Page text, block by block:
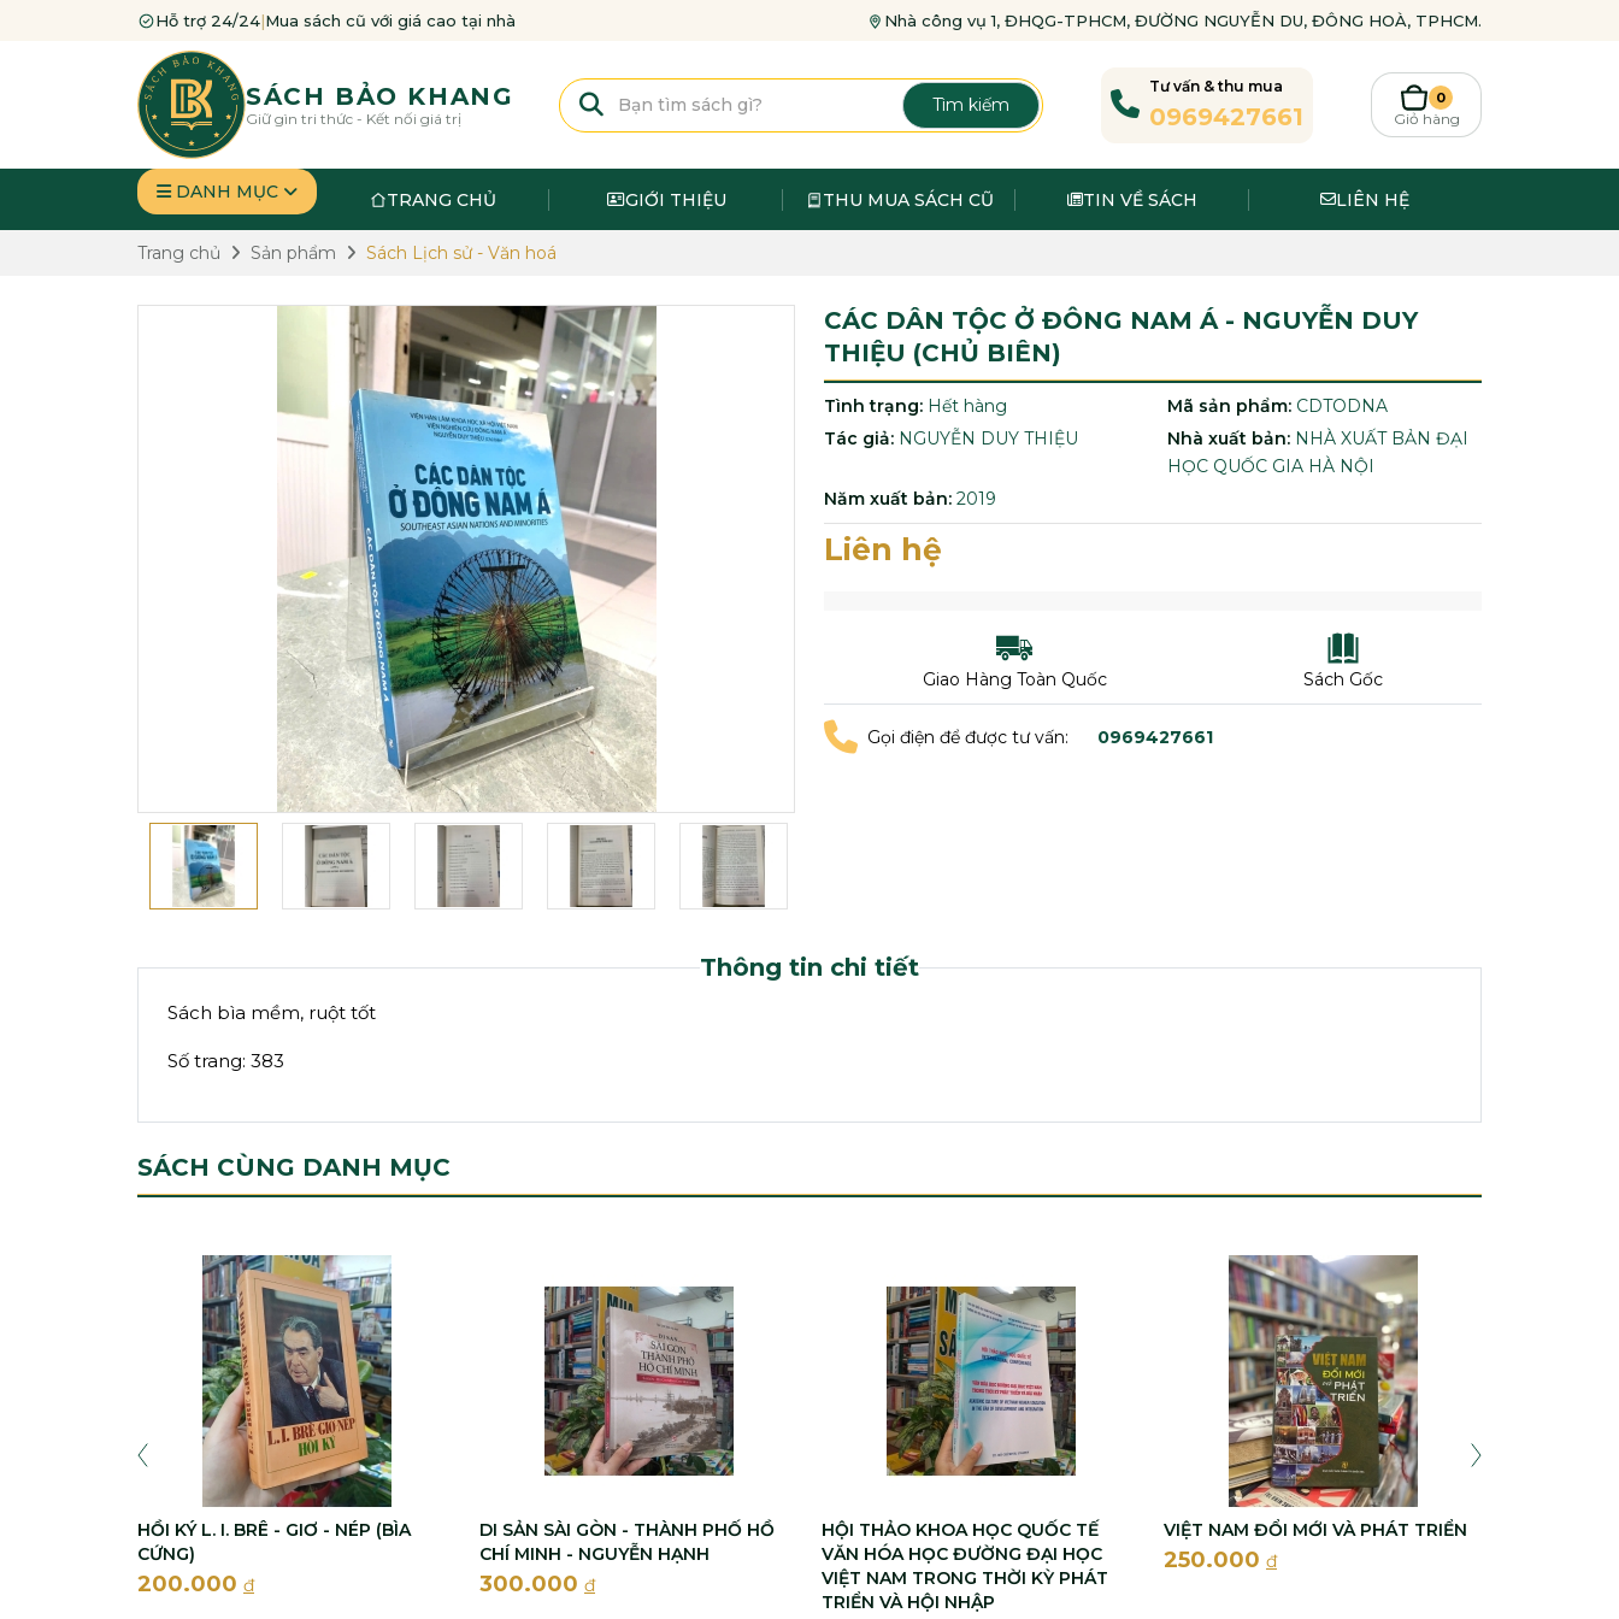
Hỗ trợ 24/24|Mua sách cũ với giá cao tại nhà Nhà công vụ 1, ĐHQG-TPHCM, ĐƯỜNG NGUYỄN DU, ĐÔNG HOÀ, TPHCM.
SÁCH BẢO KHANG
Giữ gìn tri thức - Kết nối giá trị
Tìm kiếm
Tư vấn & thu mua
0969427661
0
Giỏ hàng
DANH MỤC TRANG CHỦ GIỚI THIỆU THU MUA SÁCH CŨ TIN VỀ SÁCH LIÊN HỆ
Trang chủ Sản phẩm Sách Lịch sử - Văn hoá
CÁC DÂN TỘC Ở ĐÔNG NAM Á - NGUYỄN DUY
THIỆU (CHỦ BIÊN)
Tình trạng: Hết hàng Mã sản phẩm: CDTODNA
Tác giả: NGUYỄN DUY THIỆU Nhà xuất bản: NHÀ XUẤT BẢN ĐẠI
HỌC QUỐC GIA HÀ NỘI
Năm xuất bản: 2019
Liên hệ
Giao Hàng Toàn Quốc Sách Gốc
Gọi điện để được tư vấn: 0969427661
Thông tin chi tiết
Sách bìa mềm, ruột tốt
Số trang: 383
SÁCH CÙNG DANH MỤC
HỒI KÝ L. I. BRÊ - GIƠ - NÉP (BÌA
CỨNG)
200.000 đ
DI SẢN SÀI GÒN - THÀNH PHỐ HỒ
CHÍ MINH - NGUYỄN HẠNH
300.000 đ
HỘI THẢO KHOA HỌC QUỐC TẾ
VĂN HÓA HỌC ĐƯỜNG ĐẠI HỌC
VIỆT NAM TRONG THỜI KỲ PHÁT
TRIỂN VÀ HỘI NHẬP
VIỆT NAM ĐỔI MỚI VÀ PHÁT TRIỂN
250.000 đ